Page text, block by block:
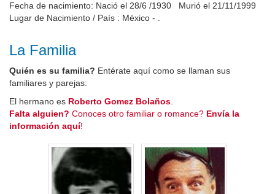
Fecha de nacimiento: Nació el 28/6 /1930 Murió el 21/11/1999
Lugar de Nacimiento / País : México - .
La Familia
Quién es su familia? Entérate aquí como se llaman sus
familiares y parejas:
El hermano es Roberto Gomez Bolaños
Falta alguien? Conoces otro familiar o romance? Envía la
información aquí!